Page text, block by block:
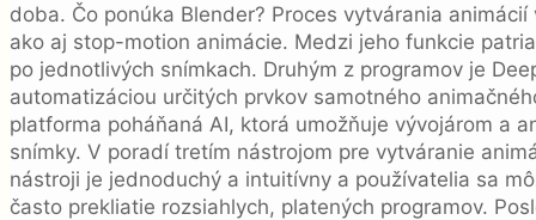
doba. Čo ponúka Blender? Proces vytvárania
ako aj stop-motion animácie. Medzi jeho funkcie
po jednotlivých snímkach. Druhým z programov je
automatizáciou určitých prvkov samotného
platforma poháňaná AI, ktorá umožňuje vývojárom a
snímky. V poradí tretím nástrojom pre vytváranie
nástroji je jednoduchý a intuitívny a používatelia sa
často prekliatie rozsiahlych, platených programov.